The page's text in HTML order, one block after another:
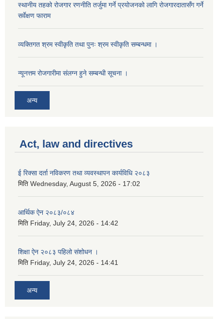
स्थानीय तहको रोजगार रणनीति तर्जुमा गर्ने प्रयोजनको लागि रोजगारदातासँग गर्ने
सर्वेक्षण फाराम
व्यक्तिगत श्रम स्वीकृति तथा पुनः श्रम स्वीकृति सम्बन्धमा ।
न्यूनत्तम रोजगारीमा संलग्न हुने सम्बन्धी सूचना ।
अन्य
Act, law and directives
ई रिक्सा दर्ता नविकरण तथा व्यवस्थापन कार्यविधि २०८३
मिति Wednesday, August 5, 2026 - 17:02
आर्थिक ऐन २०८३/०८४
मिति Friday, July 24, 2026 - 14:42
शिक्षा ऐन २०८३ पहिलो संशोधन ।
मिति Friday, July 24, 2026 - 14:41
अन्य